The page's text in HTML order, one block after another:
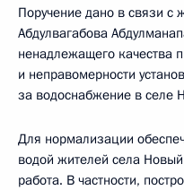
Поручение дано в связи
Абдулвагабова
ненадлежащего качества
и неправомерности
за водоснабжение в селе
Для нормализации
водой жителей села
работа. В частности,